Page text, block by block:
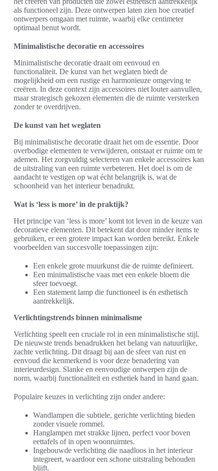
als functioneel zijn. Deze ontwerpen laten zien hoe creatief
ontwerpers omgaan met ruimte, waarbij elke centimeter
optimaal benut wordt.
Minimalistische decoratie en accessoires
Minimalistische decoratie draait om eenvoud en
functionaliteit. De kunst van het weglaten biedt de
mogelijkheid om een rustige en harmonieuze omgeving te
creëren. In deze context zijn accessoires niet louter aanvullen,
maar strategisch gekozen elementen die de ruimte versterken
zonder te overdrijven.
De kunst van het weglaten
Bij minimalistische decoratie draait het om de essentie. Door
overbodige elementen te verwijderen, ontstaat er ruimte om te
ademen. Het zorgvuldig selecteren van enkele accessoires kan
de uitstraling van een ruimte verbeteren. Het doel is om de
aandacht te vestigen op wat écht belangrijk is, wat de
schoonheid van het interieur benadrukt.
Wat is ‘less is more’ in de praktijk?
Het principe van ‘less is more’ komt tot leven in de keuze van
decoratieve elementen. Dit betekent dat door minder items te
gebruiken, er een grotere impact kan worden bereikt. Enkele
voorbeelden van succesvolle toepassingen zijn:
Een enkele grote muurkunst die de ruimte definieert.
Een minimalistische vaas met een enkele bloem die
sfeer toevoegt.
Een statement lamp die functioneel is én esthetisch
aantrekkelijk.
Verlichtingstrends binnen minimalisme
Verlichting speelt een cruciale rol in een minimalistische stijl.
De nieuwste trends benadrukken het belang van natuurlijke,
zachte verlichting. Dit draagt bij aan de sfeer van rust en
eenvoud die kenmerkend is voor deze benadering van
interieurdesign. Slanke en eenvoudige ontwerpen zijn de
norm, waarbij functionaliteit en esthetiek hand in hand gaan.
Populaire keuzes in verlichting zijn onder andere:
Wandlampen die subtiele, gerichte verlichting bieden
zonder visuele rommel.
Hanglampen met strakke lijnen, perfect voor boven
eettafels of in open woonruimtes.
Ingebouwde verlichting die naadloos in het interieur
integreert, waardoor een schone uitstraling behouden
blijft.